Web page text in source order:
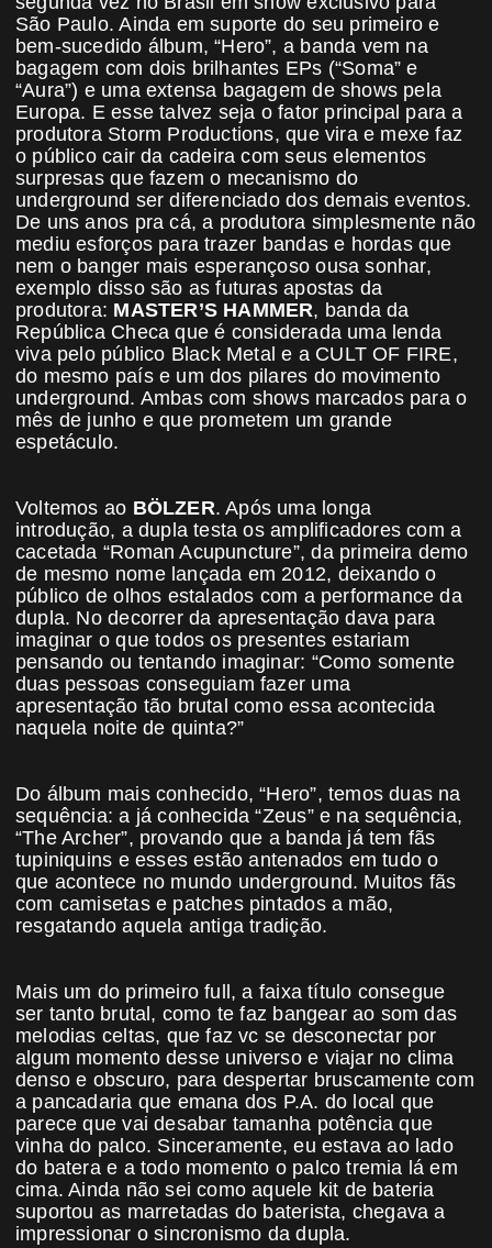
São Paulo. Ainda em suporte do seu primeiro e
bem-sucedido álbum, “Hero”, a banda vem na
bagagem com dois brilhantes EPs (“Soma” e
“Aura”) e uma extensa bagagem de shows pela
Europa. E esse talvez seja o fator principal para a
produtora Storm Productions, que vira e mexe faz
o público cair da cadeira com seus elementos
surpresas que fazem o mecanismo do
underground ser diferenciado dos demais eventos.
De uns anos pra cá, a produtora simplesmente não
mediu esforços para trazer bandas e hordas que
nem o banger mais esperançoso ousa sonhar,
exemplo disso são as futuras apostas da
produtora: MASTER’S HAMMER, banda da
República Checa que é considerada uma lenda
viva pelo público Black Metal e a CULT OF FIRE,
do mesmo país e um dos pilares do movimento
underground. Ambas com shows marcados para o
mês de junho e que prometem um grande
espetáculo.
Voltemos ao BÖLZER. Após uma longa
introdução, a dupla testa os amplificadores com a
cacetada “Roman Acupuncture”, da primeira demo
de mesmo nome lançada em 2012, deixando o
público de olhos estalados com a performance da
dupla. No decorrer da apresentação dava para
imaginar o que todos os presentes estariam
pensando ou tentando imaginar: “Como somente
duas pessoas conseguiam fazer uma
apresentação tão brutal como essa acontecida
naquela noite de quinta?”
Do álbum mais conhecido, “Hero”, temos duas na
sequência: a já conhecida “Zeus” e na sequência,
“The Archer”, provando que a banda já tem fãs
tupiniquins e esses estão antenados em tudo o
que acontece no mundo underground. Muitos fãs
com camisetas e patches pintados a mão,
resgatando aquela antiga tradição.
Mais um do primeiro full, a faixa título consegue
ser tanto brutal, como te faz bangear ao som das
melodias celtas, que faz vc se desconectar por
algum momento desse universo e viajar no clima
denso e obscuro, para despertar bruscamente com
a pancadaria que emana dos P.A. do local que
parece que vai desabar tamanha potência que
vinha do palco. Sinceramente, eu estava ao lado
do batera e a todo momento o palco tremia lá em
cima. Ainda não sei como aquele kit de bateria
suportou as marretadas do baterista, chegava a
impressionar o sincronismo da dupla.